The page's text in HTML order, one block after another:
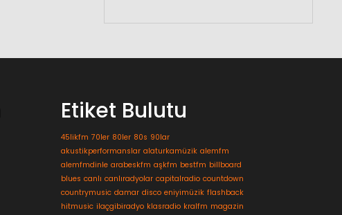
Etiket Bulutu
45likfm 70ler 80ler 80s 90lar
akustikperformanslar alaturkamüzik alemfm
alemfmdinle arabeskfm aşkfm bestfm billboard
blues canlı canlıradyolar capitalradio countdown
countrymusic damar disco eniyimüzik flashback
hitmusic ilaçgibiradyo klasradio kralfm magazin